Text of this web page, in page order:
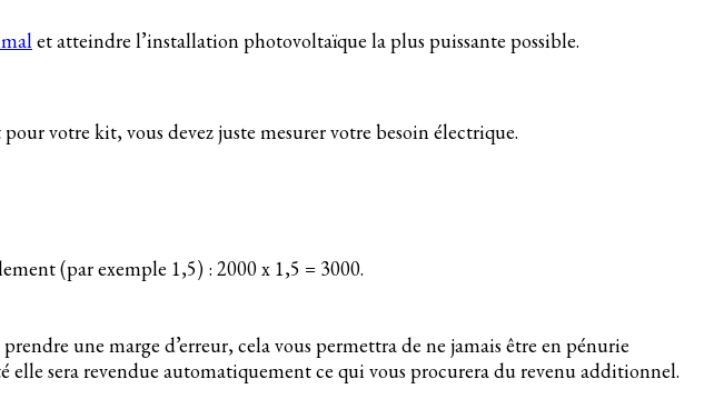
et atteindre l’installation photovoltaïque la plus puissante possible.
votre kit, vous devez juste mesurer votre besoin électrique.
(par exemple 1,5) : 2000 x 1,5 = 3000.
une marge d’erreur, cela vous permettra de ne jamais être en pénurie
elle sera revendue automatiquement ce qui vous procurera du revenu additionnel.